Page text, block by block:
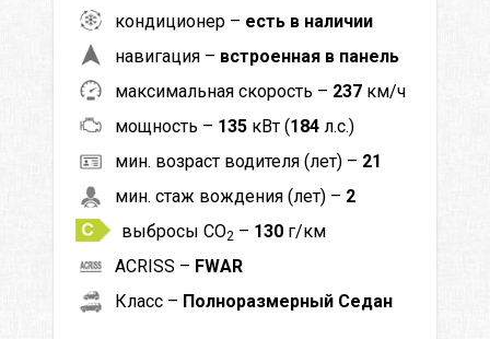
кондиционер – есть в наличии
навигация – встроенная в панель
максимальная скорость – 237 км/ч
мощность – 135 кВт (184 л.с.)
мин. возраст водителя (лет) – 21
мин. стаж вождения (лет) – 2
выбросы CO2 – 130 г/км
ACRISS – FWAR
Класс – Полноразмерный Седан